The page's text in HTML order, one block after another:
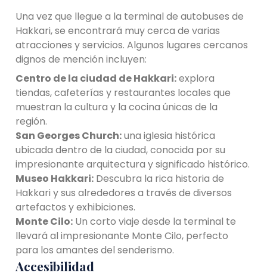
Una vez que llegue a la terminal de autobuses de
Hakkari, se encontrará muy cerca de varias
atracciones y servicios. Algunos lugares cercanos
dignos de mención incluyen:
Centro de la ciudad de Hakkari:explora
tiendas, cafeterías y restaurantes locales que
muestran la cultura y la cocina únicas de la
región.
San Georges Church:una iglesia histórica
ubicada dentro de la ciudad, conocida por su
impresionante arquitectura y significado histórico.
Museo Hakkari: Descubra la rica historia de
Hakkari y sus alrededores a través de diversos
artefactos y exhibiciones.
Monte Cilo: Un corto viaje desde la terminal te
llevará al impresionante Monte Cilo, perfecto
para los amantes del senderismo.
Accesibilidad